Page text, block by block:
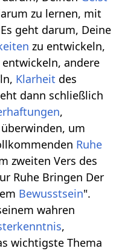
zu lernen, mit
geht darum, Deine
zu entwickeln,
entwickeln, andere
Klarheit des
dann schließlich
,
um
Ruhe
zweiten Vers des
Ruhe Bringen Der
Bewusstsein".
wahren
,
wichtigste Thema